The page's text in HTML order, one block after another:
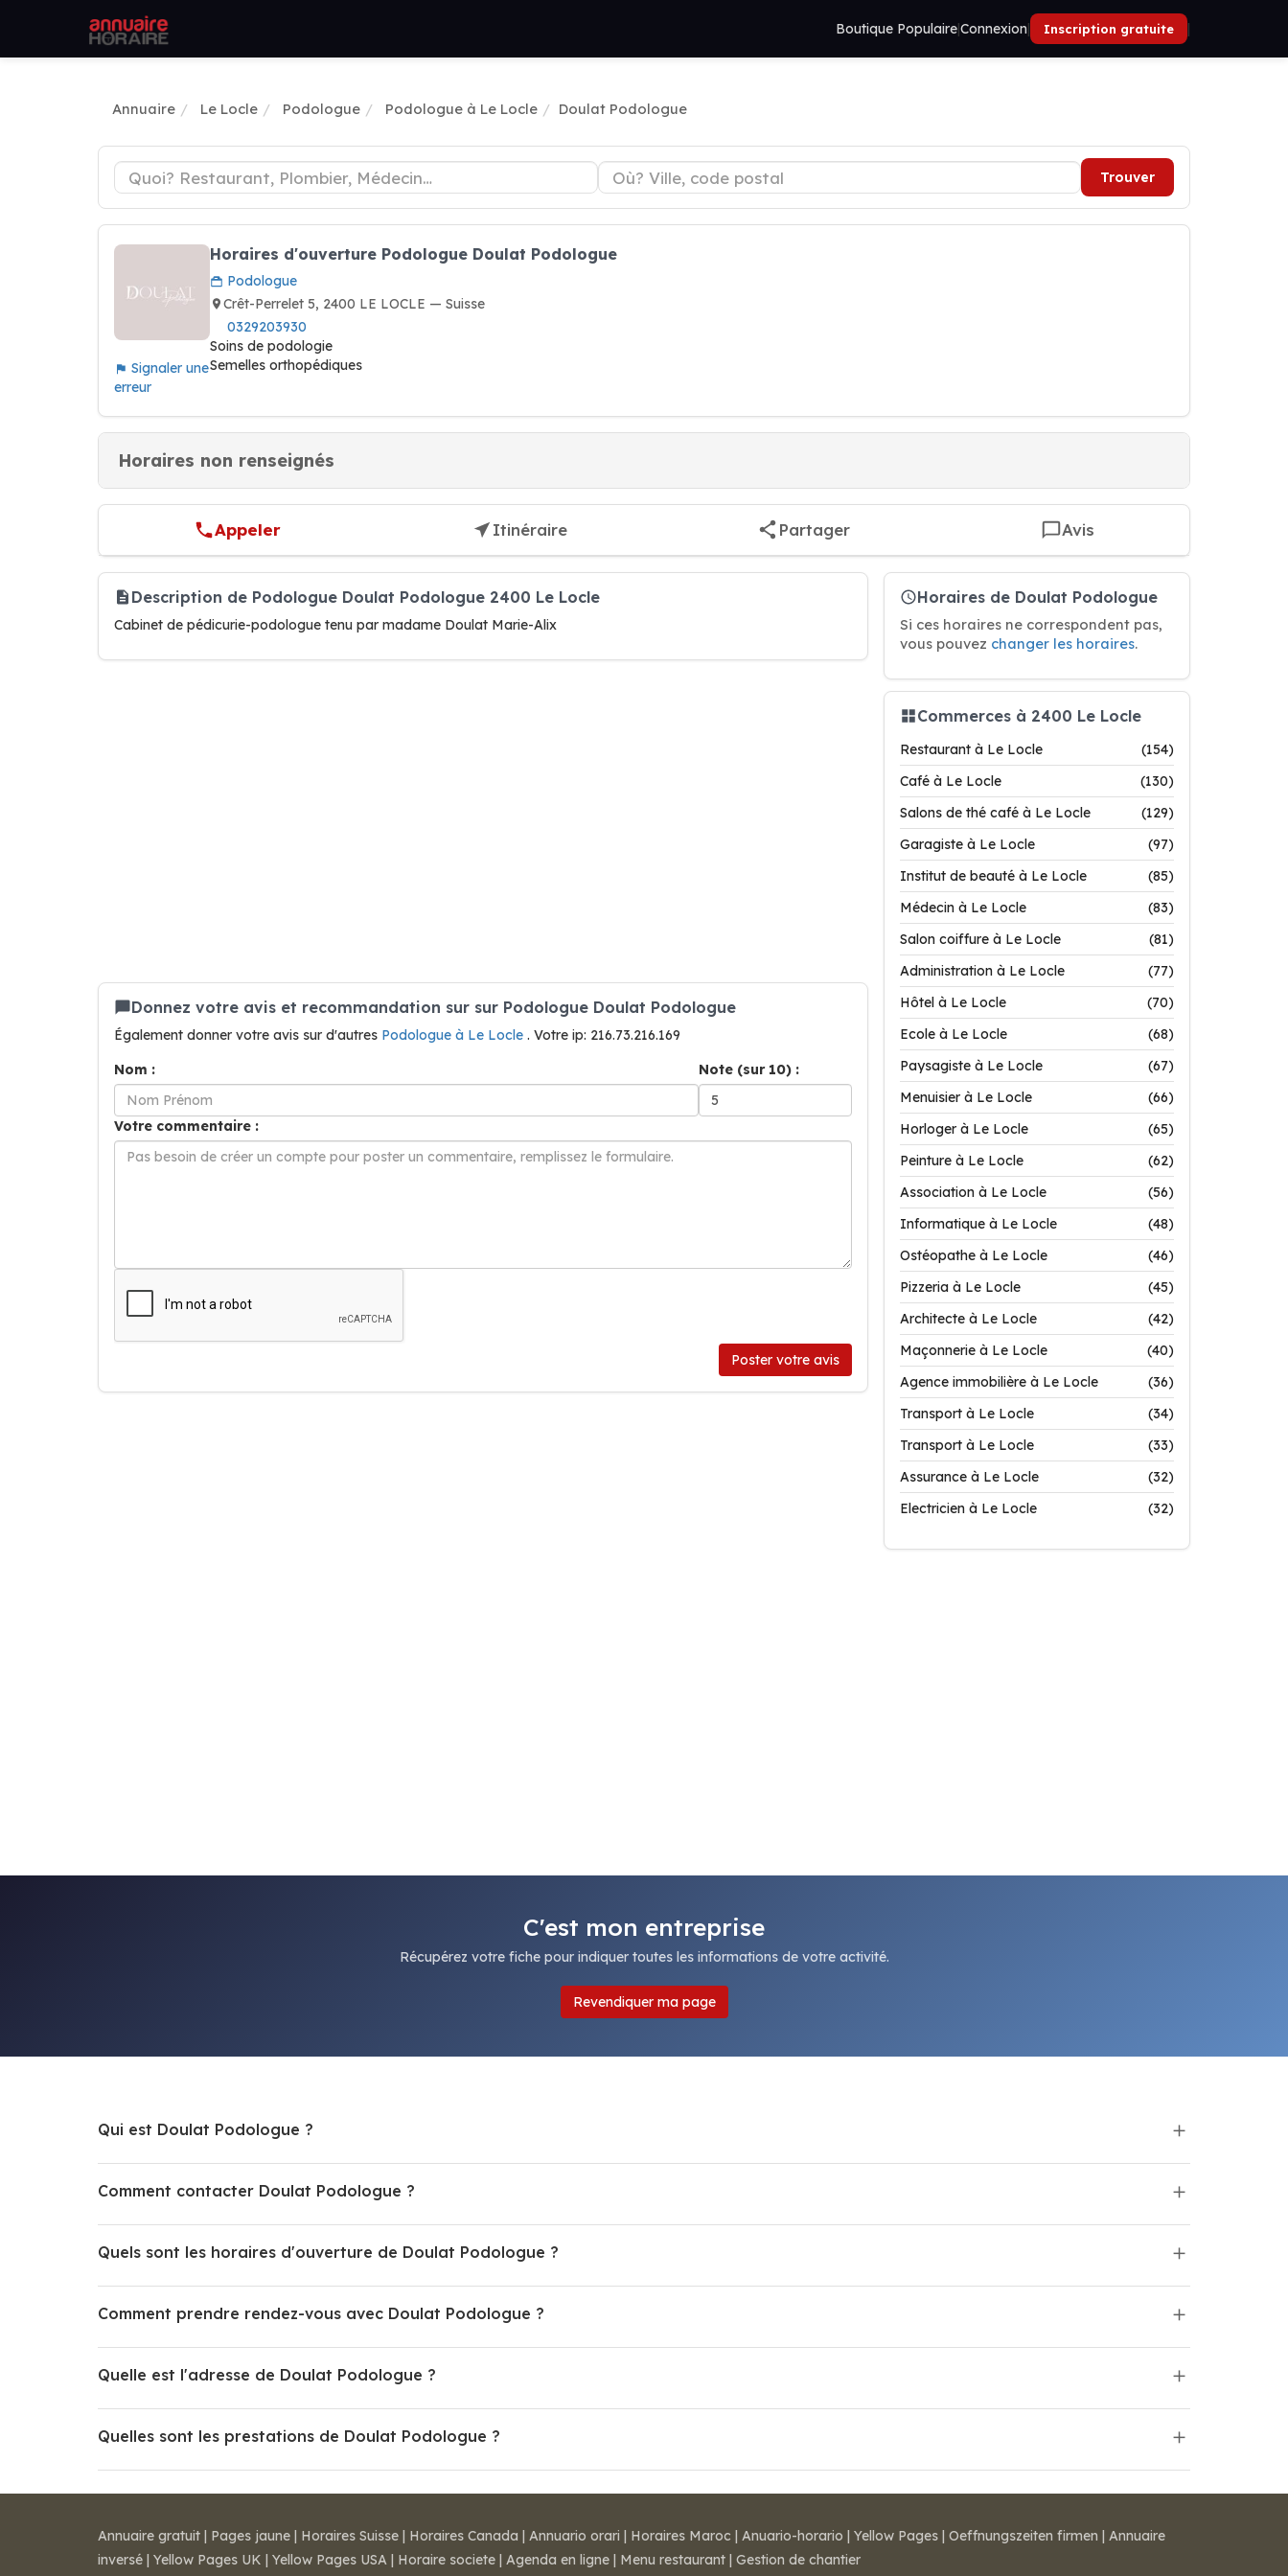
Boutique Populaire|Connexion| Inscription gratuite |
Annuaire Le Locle Podologue Podologue à Le Locle Doulat Podologue
Trouver
Signaler une
erreur
Horaires d'ouverture Podologue Doulat Podologue
Podologue
Crêt-Perrelet 5, 2400 LE LOCLE — Suisse
0329203930
Soins de podologie
Semelles orthopédiques
Horaires non renseignés
Appeler Itinéraire Partager Avis
Description de Podologue Doulat Podologue 2400 Le Locle
Cabinet de pédicurie-podologue tenu par madame Doulat Marie-Alix
Donnez votre avis et recommandation sur sur Podologue Doulat Podologue
Également donner votre avis sur d'autres Podologue à Le Locle . Votre ip: 216.73.216.169
Nom :
Note (sur 10) :
Votre commentaire :
Poster votre avis
Horaires de Doulat Podologue
Si ces horaires ne correspondent pas,
vous pouvez changer les horaires.
Commerces à 2400 Le Locle
Restaurant à Le Locle
(154)
Café à Le Locle
(130)
Salons de thé café à Le Locle
(129)
Garagiste à Le Locle
(97)
Institut de beauté à Le Locle
(85)
Médecin à Le Locle
(83)
Salon coiffure à Le Locle
(81)
Administration à Le Locle
(77)
Hôtel à Le Locle
(70)
Ecole à Le Locle
(68)
Paysagiste à Le Locle
(67)
Menuisier à Le Locle
(66)
Horloger à Le Locle
(65)
Peinture à Le Locle
(62)
Association à Le Locle
(56)
Informatique à Le Locle
(48)
Ostéopathe à Le Locle
(46)
Pizzeria à Le Locle
(45)
Architecte à Le Locle
(42)
Maçonnerie à Le Locle
(40)
Agence immobilière à Le Locle
(36)
Transport à Le Locle
(34)
Transport à Le Locle
(33)
Assurance à Le Locle
(32)
Electricien à Le Locle
(32)
C'est mon entreprise
Récupérez votre fiche pour indiquer toutes les informations de votre activité.
Revendiquer ma page
Qui est Doulat Podologue ?
Comment contacter Doulat Podologue ?
Quels sont les horaires d'ouverture de Doulat Podologue ?
Comment prendre rendez-vous avec Doulat Podologue ?
Quelle est l'adresse de Doulat Podologue ?
Quelles sont les prestations de Doulat Podologue ?
Annuaire gratuit | Pages jaune | Horaires Suisse | Horaires Canada | Annuario orari | Horaires Maroc | Anuario-horario | Yellow Pages | Oeffnungszeiten firmen | Annuaire
inversé | Yellow Pages UK | Yellow Pages USA | Horaire societe | Agenda en ligne | Menu restaurant | Gestion de chantier